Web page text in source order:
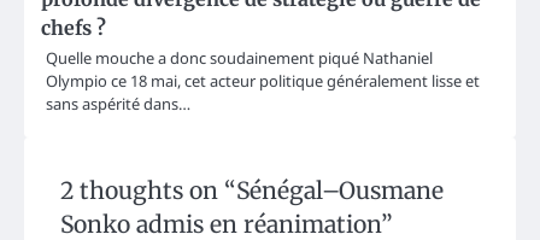
chefs ?
Quelle mouche a donc soudainement piqué Nathaniel
Olympio ce 18 mai, cet acteur politique généralement lisse et
sans aspérité dans…
2 thoughts on “Sénégal–Ousmane
Sonko admis en réanimation”